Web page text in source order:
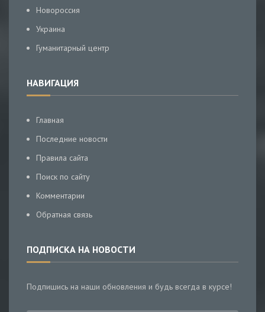
Новороссия
Украина
Гуманитарный центр
НАВИГАЦИЯ
Главная
Последние новости
Правила сайта
Поиск по сайту
Комментарии
Обратная связь
ПОДПИСКА НА НОВОСТИ
Подпишись на наши обновления и будь всегда в курсе!